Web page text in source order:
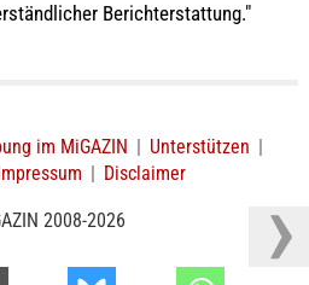
Berichterstattung."
im MiGAZIN | Unterstützen |
| Disclaimer
2008-2026